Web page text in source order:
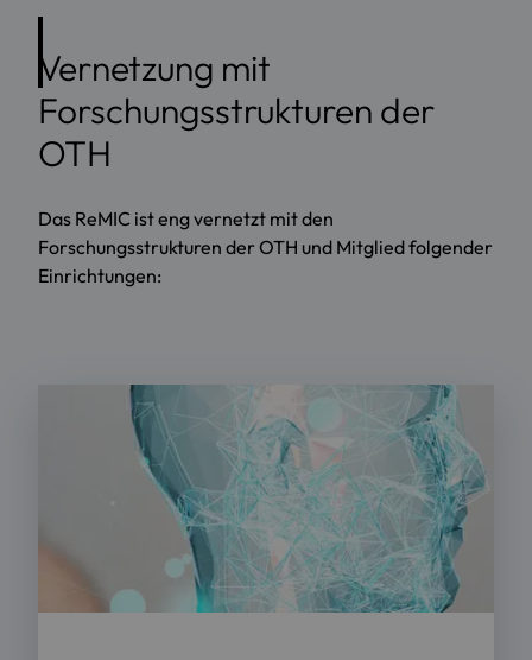
Vernetzung mit
Forschungsstrukturen der
OTH
Das ReMIC ist eng vernetzt mit den
Forschungsstrukturen der OTH und Mitglied folgender
Einrichtungen: